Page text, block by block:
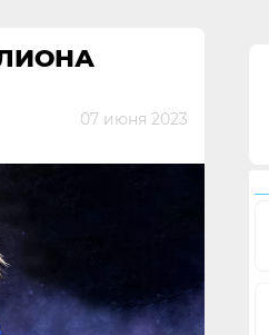
07 июня 2023